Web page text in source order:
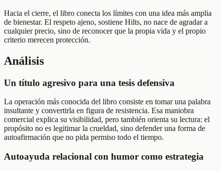
Hacia el cierre, el libro conecta los límites con una idea más amplia
de bienestar. El respeto ajeno, sostiene Hilts, no nace de agradar a
cualquier precio, sino de reconocer que la propia vida y el propio
criterio merecen protección.
Análisis
Un título agresivo para una tesis defensiva
La operación más conocida del libro consiste en tomar una palabra
insultante y convertirla en figura de resistencia. Esa maniobra
comercial explica su visibilidad, pero también orienta su lectura: el
propósito no es legitimar la crueldad, sino defender una forma de
autoafirmación que no pida permiso todo el tiempo.
Autoayuda relacional con humor como estrategia